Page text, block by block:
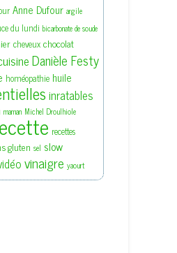
Anne Dufour argile
du lundi bicarbonate de soude
cheveux chocolat
Danièle Festy
homéopathie huile
inratables
maman Michel Droulhiole
recettes
gluten sel slow
vinaigre yaourt